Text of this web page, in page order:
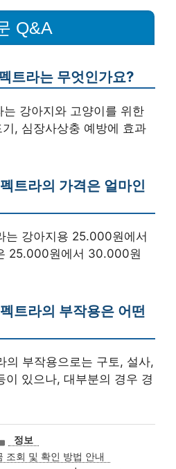
Q&A
트라는 무엇인가요?
강아지와 고양이를 위한
, 심장사상충 예방에 효과
트라의 가격은 얼마인
는 강아지용 25.000원에서
25.000원에서 30.000원
트라의 부작용은 어떤
의 부작용으로는 구토, 설사,
이 있으나, 대부분의 경우 경
카
테
고
정보
조회 및 확인 방법 안내